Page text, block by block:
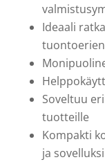
Ideaali
Soveltuu
tuotteille
Kompakti
ja